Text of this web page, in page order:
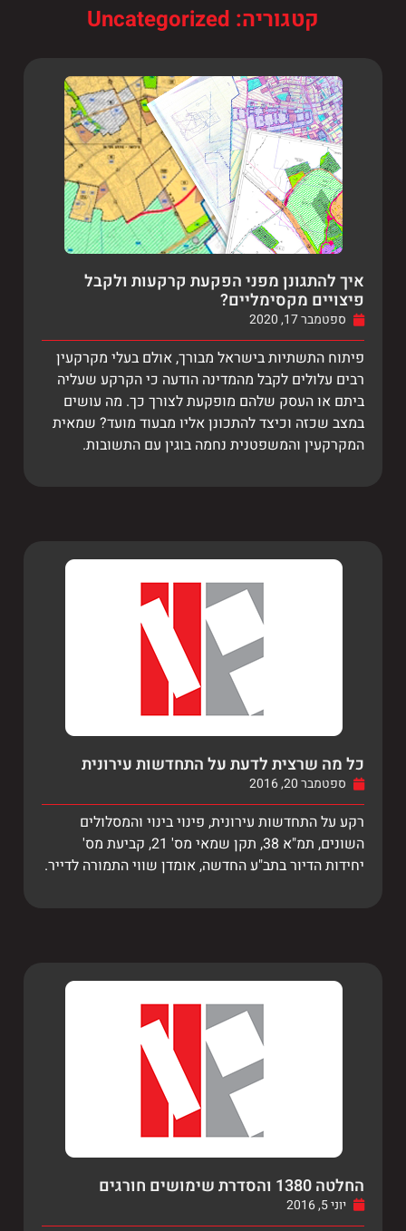
קטגוריה: Uncategorized
איך להתגונן מפני הפקעת קרקעות ולקבל
פיצויים מקסימליים?
ספטמבר 17, 2020
פיתוח התשתיות בישראל מבורך, אולם בעלי מקרקעין
רבים עלולים לקבל מהמדינה הודעה כי הקרקע שעליה
ביתם או העסק שלהם מופקעת לצורך כך. מה עושים
במצב שכזה וכיצד להתכונן אליו מבעוד מועד? שמאית
המקרקעין והמשפטנית נחמה בוגין עם התשובות.
כל מה שרצית לדעת על התחדשות עירונית
ספטמבר 20, 2016
רקע על התחדשות עירונית, פינוי בינוי והמסלולים
השונים, תמ"א 38, תקן שמאי מס' 21, קביעת מס'
יחידות הדיור בתב"ע החדשה, אומדן שווי התמורה לדייר.
החלטה 1380 והסדרת שימושים חורגים
יוני 5, 2016